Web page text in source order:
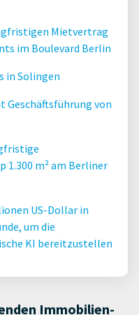
Mietvertrag
im Boulevard Berlin
in Solingen
Geschäftsführung von
1.300 m² am Berliner
US-Dollar in
um die
KI bereitzustellen
Immobilien-